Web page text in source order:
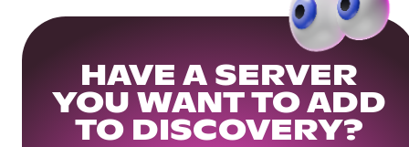
HAVE A SERVER
YOU WANT TO ADD
TO DISCOVERY?